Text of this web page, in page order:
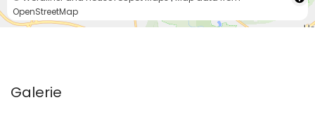
OpenStreetMap
Galerie